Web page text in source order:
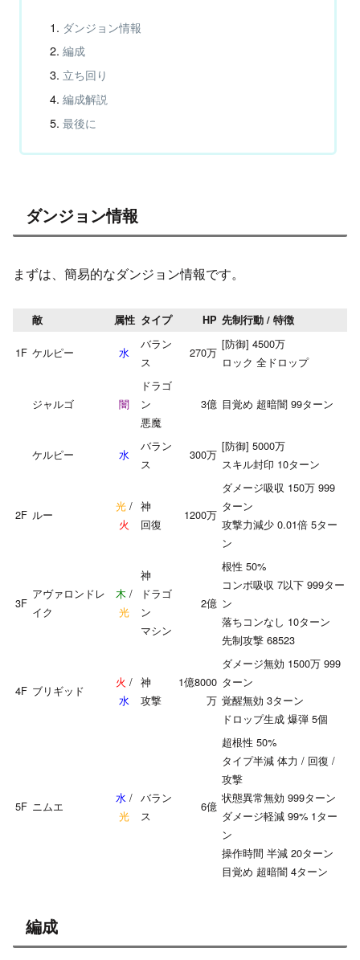
ダンジョン情報
編成
立ち回り
編成解説
最後に
ダンジョン情報
まずは、簡易的なダンジョン情報です。
敵 属性 タイプ HP 先制行動 / 特徴
1F ケルピー 水
バラン
ス
270万
[防御] 4500万
ロック 全ドロップ
ジャルゴ 闇
ドラゴ
ン
悪魔
3億 目覚め 超暗闇 99ターン
ケルピー 水
バラン
ス
300万
[防御] 5000万
スキル封印 10ターン
2F ルー
光 /
火
神
回復
1200万
ダメージ吸収 150万 999
ターン
攻撃力減少 0.01倍 5ター
ン
3F
アヴァロンドレ
イク
木 /
光
神
ドラゴ
ン
マシン
2億
根性 50%
コンボ吸収 7以下 999ター
ン
落ちコンなし 10ターン
先制攻撃 68523
4F ブリギッド
火 /
水
神
攻撃
1億8000
万
ダメージ無効 1500万 999
ターン
覚醒無効 3ターン
ドロップ生成 爆弾 5個
5F ニムエ
水 /
光
バラン
ス
6億
超根性 50%
タイプ半減 体力 / 回復 /
攻撃
状態異常無効 999ターン
ダメージ軽減 99% 1ター
ン
操作時間 半減 20ターン
目覚め 超暗闇 4ターン
編成